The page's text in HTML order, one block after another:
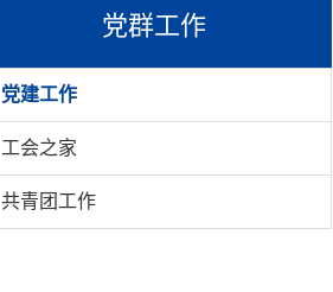
党群工作
党建工作
工会之家
共青团工作